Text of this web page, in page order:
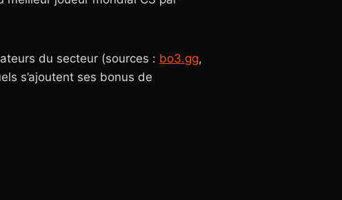
du secteur (sources : bo3.gg,
s’ajoutent ses bonus de